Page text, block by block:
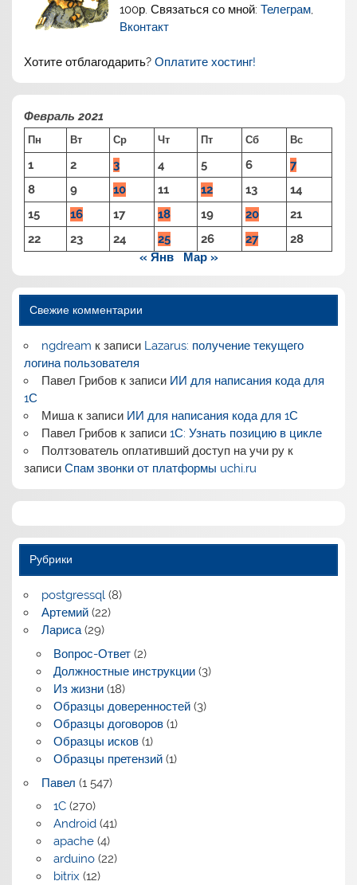
100р. Связаться со мной:Телеграм,
Вконтакт
Хотите отблагодарить?Оплатите хостинг!
Февраль 2021
Пн Вт Ср Чт Пт Сб Вс
1 2 3 4 5 6
7
8
9 10 11 12 13
14
15
16 17 18 19 20
21
22
23 24 25 26 27
28
« Янв
Мар »
Свежие комментарии
ngdream к записи Lazarus: получение текущего
логина пользователя
Павел Грибовк записи ИИ для написания кода для
1С
Мишак записи ИИ для написания кода для 1С
Павел Грибовк записи 1С: Узнать позицию в цикле
Полтзователь оплативший доступ на учи рук
записиСпам звонки от платформы uchi.ru
Рубрики
postgressql(8)
Артемий(22)
Лариса(29)
Вопрос-Ответ(2)
Должностные инструкции(3)
Из жизни(18)
Образцы доверенностей(3)
Образцы договоров(1)
Образцы исков(1)
Образцы претензий(1)
Павел (1 547)
1C(270)
Android(41)
apache(4)
arduino(22)
bitrix (12)